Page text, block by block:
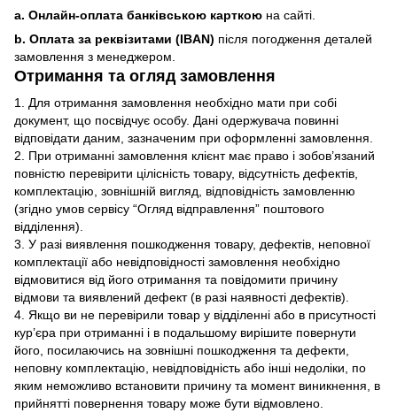
a. Онлайн-оплата банківською карткою на сайті.
b. Оплата за реквізитами (IBAN) після погодження деталей
замовлення з менеджером.
Отримання та огляд замовлення
1. Для отримання замовлення необхідно мати при собі
документ, що посвідчує особу. Дані одержувача повинні
відповідати даним, зазначеним при оформленні замовлення.
2. При отриманні замовлення клієнт має право і зобов’язаний
повністю перевірити цілісність товару, відсутність дефектів,
комплектацію, зовнішній вигляд, відповідність замовленню
(згідно умов сервісу “Огляд відправлення” поштового
відділення).
3. У разі виявлення пошкодження товару, дефектів, неповної
комплектації або невідповідності замовлення необхідно
відмовитися від його отримання та повідомити причину
відмови та виявлений дефект (в разі наявності дефектів).
4. Якщо ви не перевірили товар у відділенні або в присутності
кур’єра при отриманні і в подальшому вирішите повернути
його, посилаючись на зовнішні пошкодження та дефекти,
неповну комплектацію, невідповідність або інші недоліки, по
яким неможливо встановити причину та момент виникнення, в
прийнятті повернення товару може бути відмовлено.